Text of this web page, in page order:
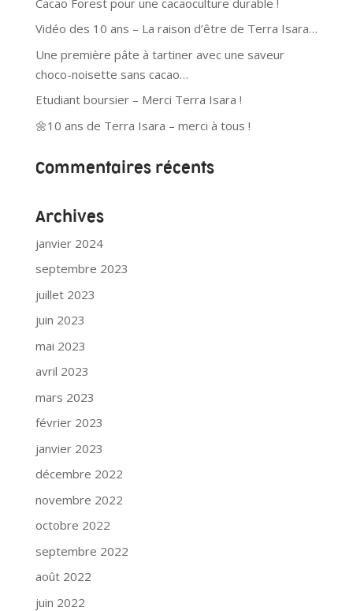
Vidéo des 10 ans – La raison d’être de Terra Isara…
Une première pâte à tartiner avec une saveur
choco-noisette sans cacao…
Etudiant boursier – Merci Terra Isara !
🌼10 ans de Terra Isara – merci à tous !
Commentaires récents
Archives
janvier 2024
septembre 2023
juillet 2023
juin 2023
mai 2023
avril 2023
mars 2023
février 2023
janvier 2023
décembre 2022
novembre 2022
octobre 2022
septembre 2022
août 2022
juin 2022